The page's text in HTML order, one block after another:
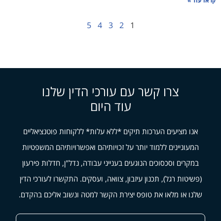
1
2
3
4
5
צרו קשר עם עורכי הדין שלנו
עוד היום
אנו מציעים הערכות תיקים *ללא עלות* ללקוחות פוטנציאליים
המעוניינים ללמוד יותר על זכויותיהם ואפשרויותיהם המשפטיות
במקרים וסכסוכים הנוגעים בענייני עבודה, נדל"ן, חדלות פירעון
(פשיטות רגל), תכנון עיזבון, צוואה, ועסקים. התקשרו לעורכי הדין
שלנו או מלאו את טופס יצירת הקשר למטה ונשוב אליכם בהקדם.